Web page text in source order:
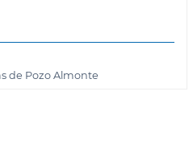
de Pozo Almonte